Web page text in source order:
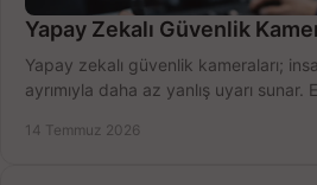
Yapay Zekalı Güvenlik
Yapay zekalı güvenlik kameraları;
ayrımıyla daha az yanlış uyarı
14 Temmuz 2026